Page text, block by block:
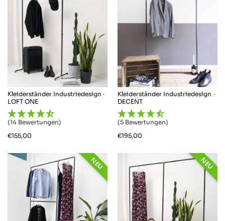
Kleiderständer Industriedesign ·
LOFT ONE
(14 Bewertungen)
€155,00
Kleiderständer Industriedesign ·
DECENT
(5 Bewertungen)
€195,00
NEU NEU